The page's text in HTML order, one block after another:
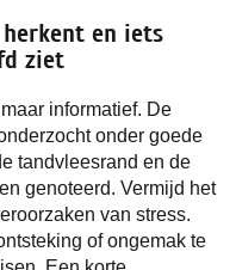
en iets
ziet
informatief. De
onder goede
tandvleesrand en de
genoteerd. Vermijd het
van stress.
of ongemak te